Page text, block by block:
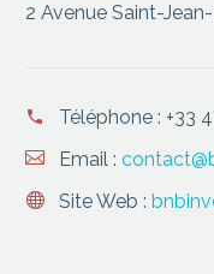
2 Avenue Saint-
Téléphone : +33
Email :
Site Web :